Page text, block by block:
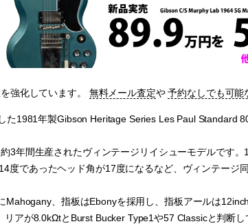
強化しています。 無料メール査定や予約なしでも可能
た1981年製Gibson Heritage Series Les Paul Standard
3年間生産されたヴィンテージリイシューモデルです
度であったヘッド角が17度になるなど、ヴィンテージ
Mahogany、指板はEbonyを採用し、指板アールは
リアが8.0kΩtとBurst Bucker Type1や57 Classicと判断